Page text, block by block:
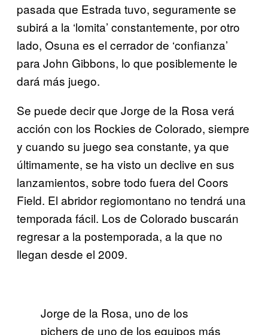
pasada que Estrada tuvo, seguramente se
subirá a la ‘lomita’ constantemente, por otro
lado, Osuna es el cerrador de ‘confianza’
para John Gibbons, lo que posiblemente le
dará más juego.
Se puede decir que Jorge de la Rosa verá
acción con los Rockies de Colorado, siempre
y cuando su juego sea constante, ya que
últimamente, se ha visto un declive en sus
lanzamientos, sobre todo fuera del Coors
Field. El abridor regiomontano no tendrá una
temporada fácil. Los de Colorado buscarán
regresar a la postemporada, a la que no
llegan desde el 2009.
Jorge de la Rosa, uno de los
pichers de uno de los equipos más